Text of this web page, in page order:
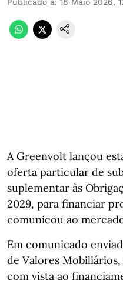
A Greenvolt lançou
oferta particular de
suplementar às
2029, para financiar
comunicou ao
Em comunicado
de Valores
com vista ao